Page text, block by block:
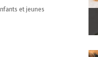
et jeunes